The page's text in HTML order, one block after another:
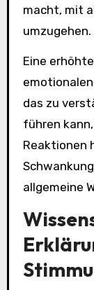
macht, mit
umzugehen.
Eine
das zu
führen
Reaktionen
allgemeine